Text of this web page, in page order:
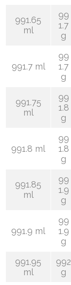
991.65
ml
99
1.7
g
991.7 ml
99
1.7
g
991.75
ml
99
1.8
g
991.8 ml
99
1.8
g
991.85
ml
99
1.9
g
991.9 ml
99
1.9
g
991.95
ml
992
g